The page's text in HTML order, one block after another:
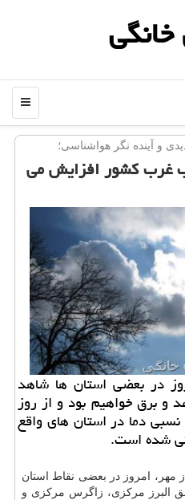
منو
و آینده نگر هواشناسی؛
غرب كشور افزایش می
در بعضی استان ها شاهد
و برق خواهیم بود و از روز
دما در استان های واقع
شده است.
مهر، امروز در بعضی نقاط استان
البرز مرکزی، زاگرس مرکزی و